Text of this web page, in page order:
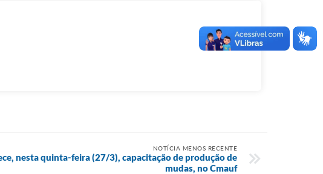
NOTÍCIA MENOS RECENTE
nesta quinta-feira (27/3), capacitação de produção de
mudas, no Cmauf